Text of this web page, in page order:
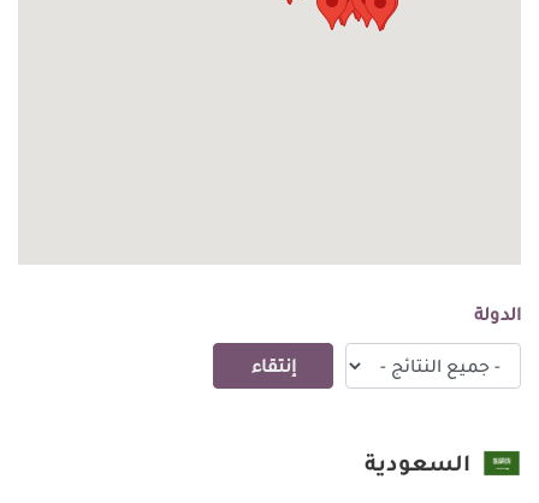
الدولة
إنتقاء
السعودية